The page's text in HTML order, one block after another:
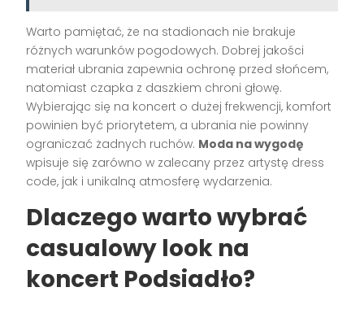
Warto pamiętać, że na stadionach nie brakuje
różnych warunków pogodowych. Dobrej jakości
materiał ubrania zapewnia ochronę przed słońcem,
natomiast czapka z daszkiem chroni głowę.
Wybierając się na koncert o dużej frekwencji, komfort
powinien być priorytetem, a ubrania nie powinny
ograniczać żadnych ruchów. Moda na wygodę
wpisuje się zarówno w zalecany przez artystę dress
code, jak i unikalną atmosferę wydarzenia.
Dlaczego warto wybrać
casualowy look na
koncert Podsiadło?